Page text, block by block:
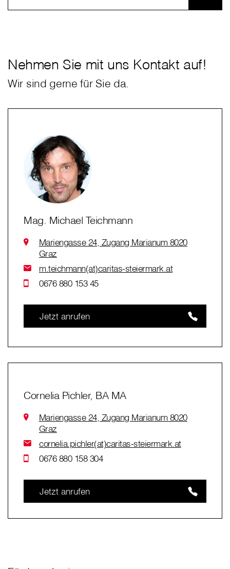
Nehmen Sie mit uns Kontakt auf!
Wir sind gerne für Sie da.
Mag. Michael Teichmann
Mariengasse 24, Zugang Marianum 8020
Graz
m.teichmann(at)caritas-steiermark.at
0676 880 153 45
Jetzt anrufen
Cornelia Pichler, BA MA
Mariengasse 24, Zugang Marianum 8020
Graz
cornelia.pichler(at)caritas-steiermark.at
0676 880 158 304
Jetzt anrufen